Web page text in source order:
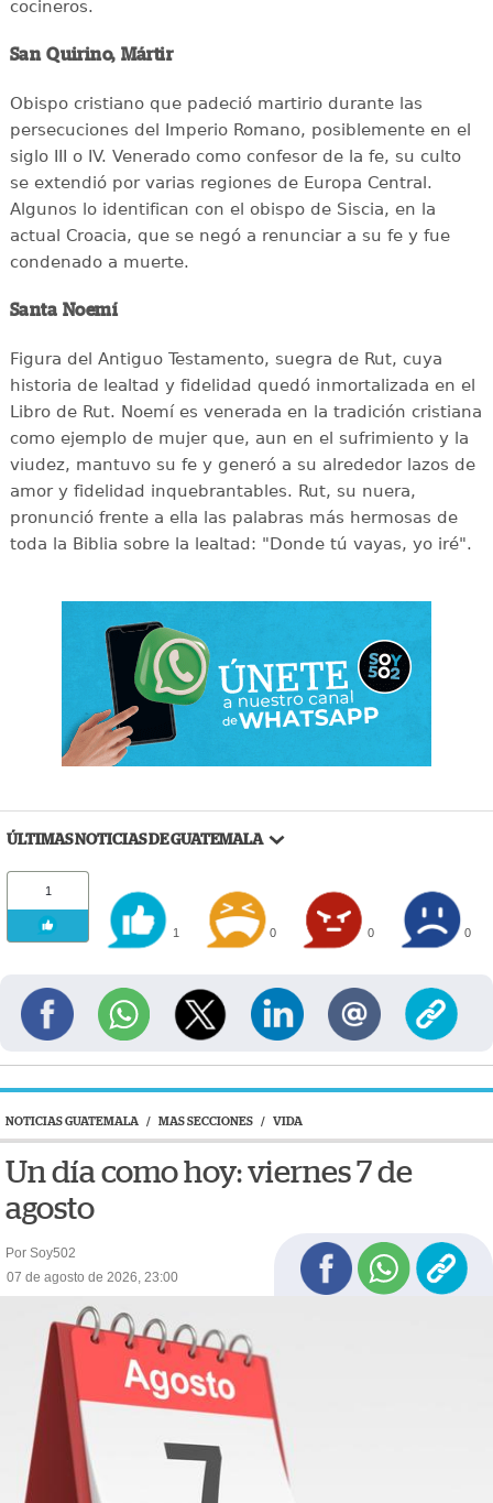
cocineros.
San Quirino, Mártir
Obispo cristiano que padeció martirio durante las
persecuciones del Imperio Romano, posiblemente en el
siglo III o IV. Venerado como confesor de la fe, su culto
se extendió por varias regiones de Europa Central.
Algunos lo identifican con el obispo de Siscia, en la
actual Croacia, que se negó a renunciar a su fe y fue
condenado a muerte.
Santa Noemí
Figura del Antiguo Testamento, suegra de Rut, cuya
historia de lealtad y fidelidad quedó inmortalizada en el
Libro de Rut. Noemí es venerada en la tradición cristiana
como ejemplo de mujer que, aun en el sufrimiento y la
viudez, mantuvo su fe y generó a su alrededor lazos de
amor y fidelidad inquebrantables. Rut, su nuera,
pronunció frente a ella las palabras más hermosas de
toda la Biblia sobre la lealtad: "Donde tú vayas, yo iré".
ÚLTIMAS NOTICIAS DE GUATEMALA
1
1 0 0 0
NOTICIAS GUATEMALA / MAS SECCIONES / VIDA
Un día como hoy: viernes 7 de
agosto
Por Soy502
07 de agosto de 2026, 23:00